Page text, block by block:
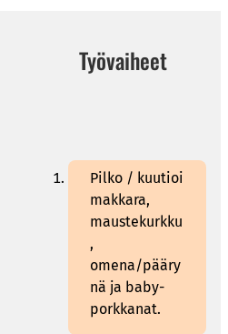
Työvaiheet
Pilko / kuutioi
makkara,
maustekurkku
,
omena/pääry
nä ja baby-
porkkanat.